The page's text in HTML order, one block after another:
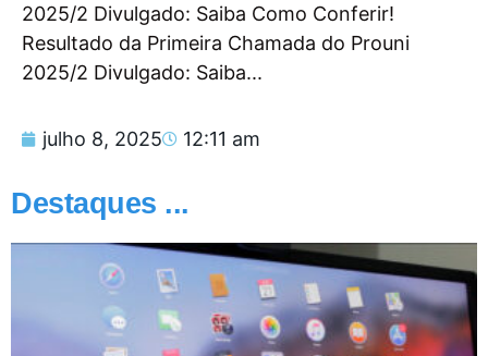
2025/2 Divulgado: Saiba Como Conferir!
Resultado da Primeira Chamada do Prouni
2025/2 Divulgado: Saiba...
julho 8, 2025 12:11 am
Destaques ...